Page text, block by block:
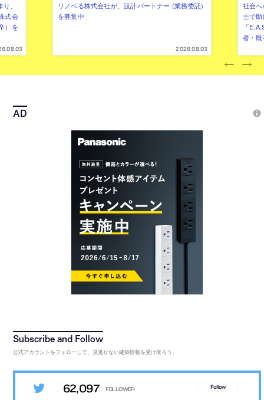
、
式会
）を
リノベる株式会社が、設計パートナー (業務委託)
を募集中
2026.08.03
社会
士で
「
者・
公式アカウントをフォローして、見逃せない建築情報を受け取ろう。
62,097 Follow